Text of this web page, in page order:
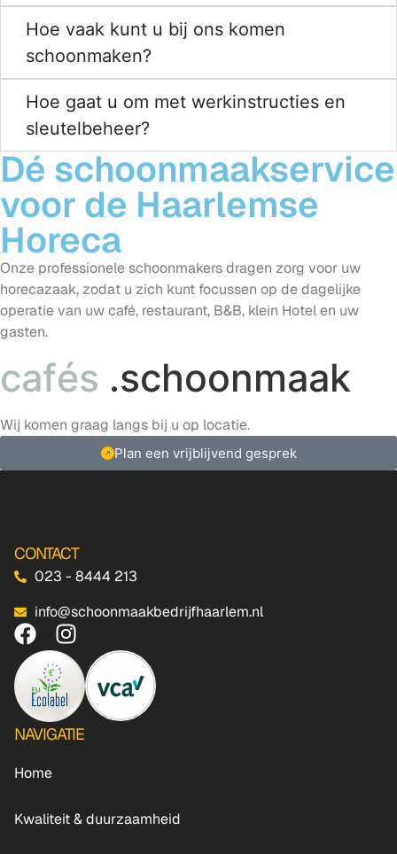
Hoe vaak kunt u bij ons komen
schoonmaken?
Hoe gaat u om met werkinstructies en
sleutelbeheer?
Dé schoonmaakservice
voor de Haarlemse
Horeca
Onze professionele schoonmakers dragen zorg voor uw
horecazaak, zodat u zich kunt focussen op de dagelijke
operatie van uw café, restaurant, B&B, klein Hotel en uw
gasten.
cafés .schoonmaak
Wij komen graag langs bij u op locatie.
Plan een vrijblijvend gesprek
NAVIGATIE
Home
Kwaliteit & duurzaamheid
CONTACT
023 - 8444 213
info@schoonmaakbedrijfhaarlem.nl